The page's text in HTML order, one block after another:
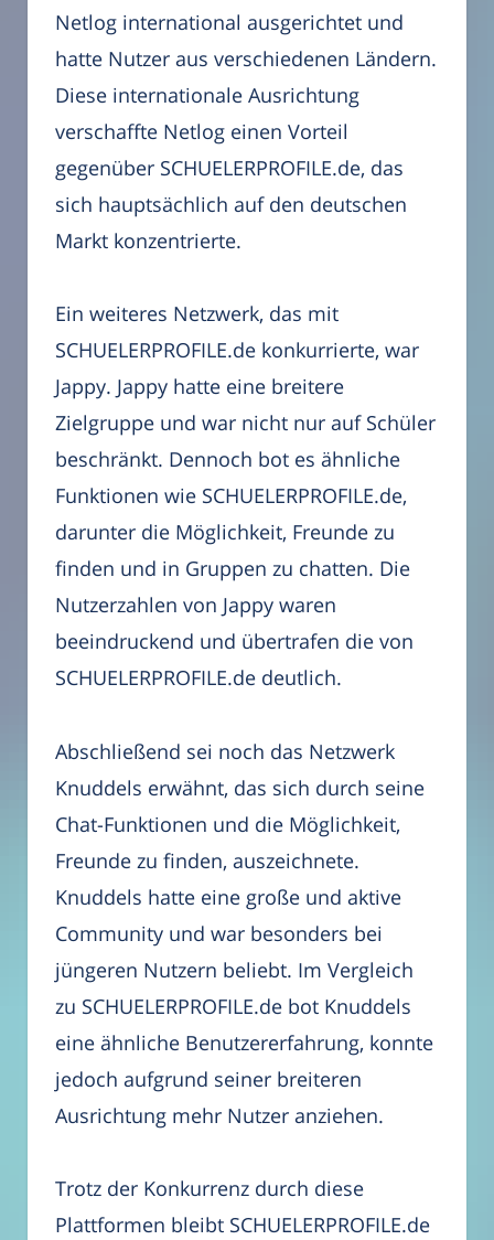
Netlog international ausgerichtet und
hatte Nutzer aus verschiedenen Ländern.
Diese internationale Ausrichtung
verschaffte Netlog einen Vorteil
gegenüber SCHUELERPROFILE.de, das
sich hauptsächlich auf den deutschen
Markt konzentrierte.
Ein weiteres Netzwerk, das mit
SCHUELERPROFILE.de konkurrierte, war
Jappy. Jappy hatte eine breitere
Zielgruppe und war nicht nur auf Schüler
beschränkt. Dennoch bot es ähnliche
Funktionen wie SCHUELERPROFILE.de,
darunter die Möglichkeit, Freunde zu
finden und in Gruppen zu chatten. Die
Nutzerzahlen von Jappy waren
beeindruckend und übertrafen die von
SCHUELERPROFILE.de deutlich.
Abschließend sei noch das Netzwerk
Knuddels erwähnt, das sich durch seine
Chat-Funktionen und die Möglichkeit,
Freunde zu finden, auszeichnete.
Knuddels hatte eine große und aktive
Community und war besonders bei
jüngeren Nutzern beliebt. Im Vergleich
zu SCHUELERPROFILE.de bot Knuddels
eine ähnliche Benutzererfahrung, konnte
jedoch aufgrund seiner breiteren
Ausrichtung mehr Nutzer anziehen.
Trotz der Konkurrenz durch diese
Plattformen bleibt SCHUELERPROFILE.de